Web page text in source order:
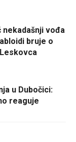
vođa
bruje o
u Dubočici:
reaguje